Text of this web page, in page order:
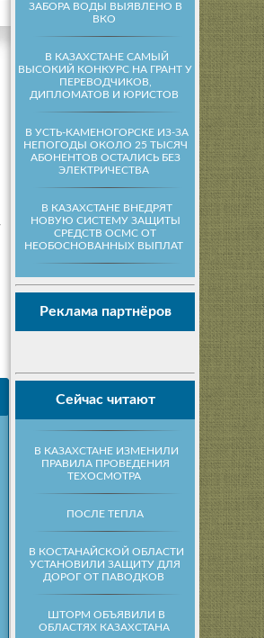
ЗАБОРА ВОДЫ ВЫЯВЛЕНО В
ВКО
В КАЗАХСТАНЕ САМЫЙ
ВЫСОКИЙ КОНКУРС НА ГРАНТ У
ПЕРЕВОДЧИКОВ,
ДИПЛОМАТОВ И ЮРИСТОВ
В УСТЬ-КАМЕНОГОРСКЕ ИЗ-ЗА
НЕПОГОДЫ ОКОЛО 25 ТЫСЯЧ
АБОНЕНТОВ ОСТАЛИСЬ БЕЗ
ЭЛЕКТРИЧЕСТВА
В КАЗАХСТАНЕ ВНЕДРЯТ
НОВУЮ СИСТЕМУ ЗАЩИТЫ
СРЕДСТВ ОСМС ОТ
НЕОБОСНОВАННЫХ ВЫПЛАТ
Реклама партнёров
Сейчас читают
В КАЗАХСТАНЕ ИЗМЕНИЛИ
ПРАВИЛА ПРОВЕДЕНИЯ
ТЕХОСМОТРА
ПОСЛЕ ТЕПЛА
В КОСТАНАЙСКОЙ ОБЛАСТИ
УСТАНОВИЛИ ЗАЩИТУ ДЛЯ
ДОРОГ ОТ ПАВОДКОВ
ШТОРМ ОБЪЯВИЛИ В
ОБЛАСТЯХ КАЗАХСТАНА